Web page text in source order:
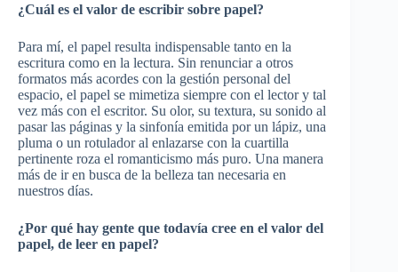
¿Cuál es el valor de escribir sobre papel?
Para mí, el papel resulta indispensable tanto en la
escritura como en la lectura. Sin renunciar a otros
formatos más acordes con la gestión personal del
espacio, el papel se mimetiza siempre con el lector y tal
vez más con el escritor. Su olor, su textura, su sonido al
pasar las páginas y la sinfonía emitida por un lápiz, una
pluma o un rotulador al enlazarse con la cuartilla
pertinente roza el romanticismo más puro. Una manera
más de ir en busca de la belleza tan necesaria en
nuestros días.
¿Por qué hay gente que todavía cree en el valor del
papel, de leer en papel?